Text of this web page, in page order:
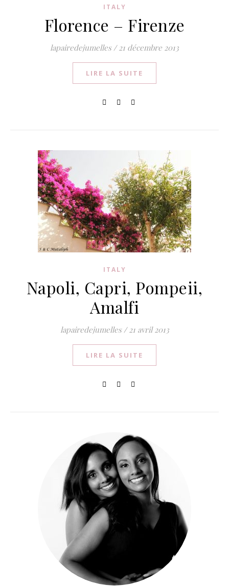
ITALY
Florence – Firenze
lapairedejumelles / 21 décembre 2013
LIRE LA SUITE
ITALY
Napoli, Capri, Pompeii,
Amalfi
lapairedejumelles / 21 avril 2013
LIRE LA SUITE